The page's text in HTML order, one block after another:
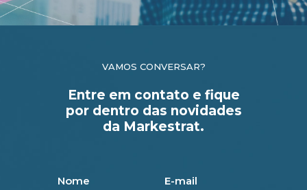
VAMOS CONVERSAR?
Entre em contato e fique
por dentro das novidades
da Markestrat.